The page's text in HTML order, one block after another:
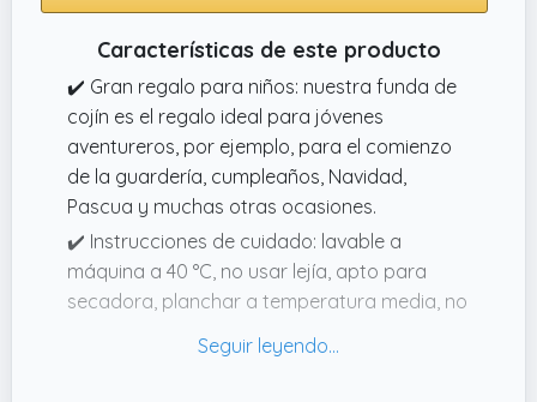
✔️ Una lujosa vida de gama alta: cuando la
seda 100 % fluye suavemente por el cabello,
es emoción, es caricia, piedad, es belleza
sorprendente, es armonía sorprendente,
porque el cabello es ante todo pura seda.
Por lo tanto, si quieres vivir una vida de lujo,
debes tener una funda de almohada de seda
que sea «libre de arrugas y que te despierte
cada día como una princesa».
Características de este producto
✔️ Gran regalo para niños: nuestra funda de
cojín es el regalo ideal para jóvenes
aventureros, por ejemplo, para el comienzo
de la guardería, cumpleaños, Navidad,
Pascua y muchas otras ocasiones.
✔️ Instrucciones de cuidado: lavable a
máquina a 40 °C, no usar lejía, apto para
secadora, planchar a temperatura media, no